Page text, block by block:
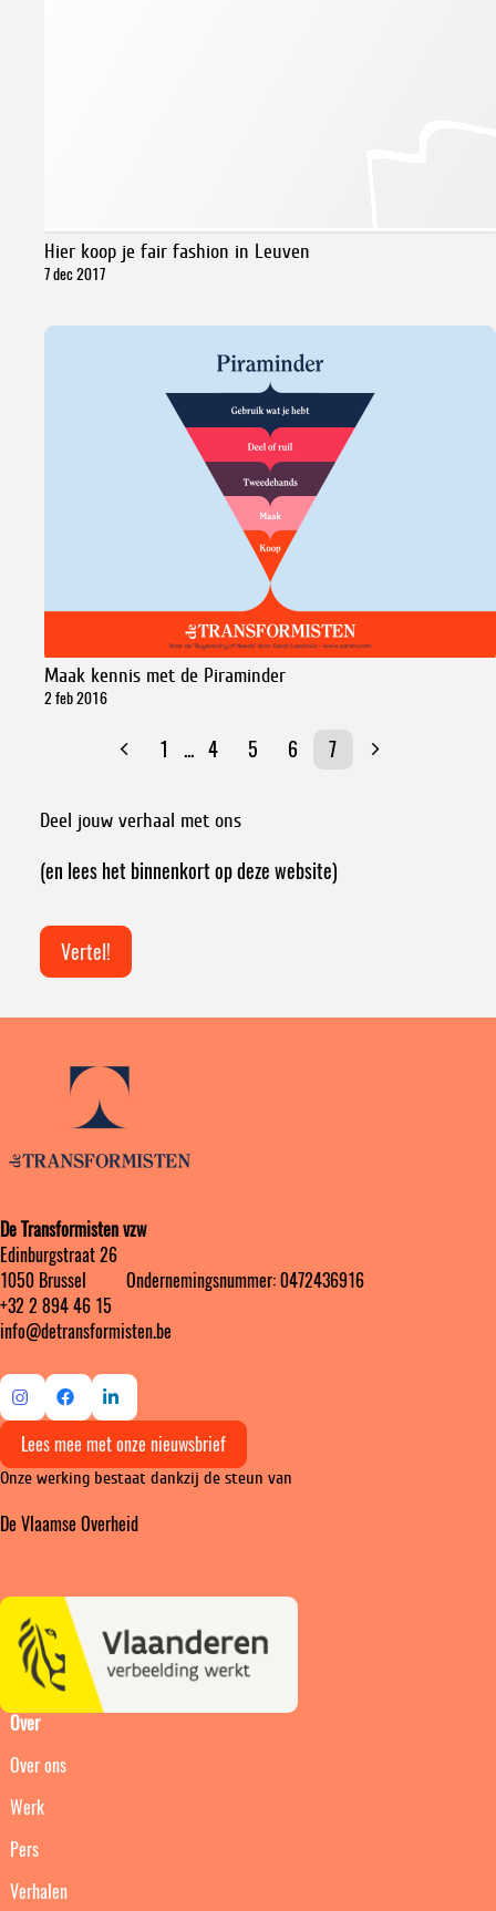
Hier koop je fair fashion in Leuven
7 dec 2017
Maak kennis met de Piraminder
2 feb 2016
1 ... 4 5 6 7
Deel jouw verhaal met ons
(en lees het binnenkort op deze website)
Vertel!
De Transformisten vzw
Edinburgstraat 26
1050 Brussel ‎ ‎‎‎ ‎ ‎ ‎ ‎ ‎ ‎ Ondernemingsnummer: 0472436916
+32 2 894 46 15
info@detransformisten.be
Ga
naar
Instagram
naar
Facebook
Ga
naar
LinkedIn
Over
Over ons
Werk
Pers
Verhalen
Lees mee met onze nieuwsbrief
Onze werking bestaat dankzij de steun van
De Vlaamse Overheid